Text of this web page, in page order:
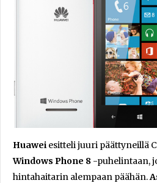
Huawei esitteli juuri päättyneillä
Windows Phone 8 -puhelintaan,
hintahaitarin alempaan päähän.